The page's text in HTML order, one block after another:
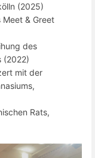
(2025)
& Greet
des
(2022)
mit der
Rats,